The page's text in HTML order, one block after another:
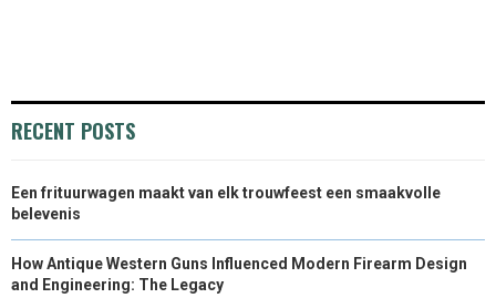
RECENT POSTS
Een frituurwagen maakt van elk trouwfeest een smaakvolle
belevenis
How Antique Western Guns Influenced Modern Firearm Design
and Engineering: The Legacy